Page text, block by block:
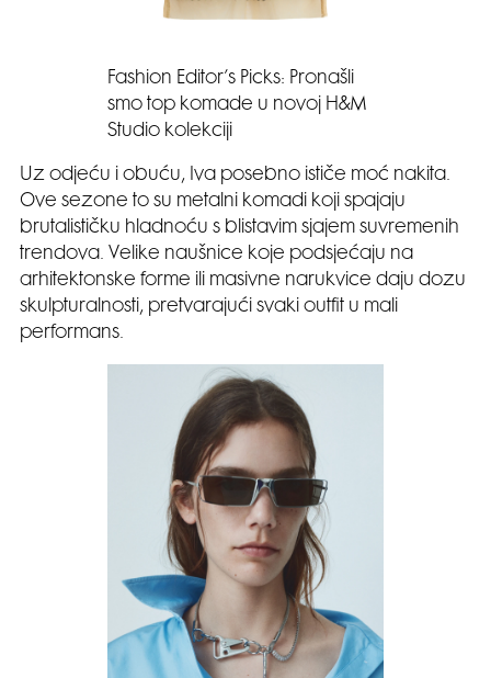
Fashion Editor’s Picks: Pronašli
smo top komade u novoj H&M
Studio kolekciji
Uz odjeću i obuću, Iva posebno ističe moć nakita.
Ove sezone to su metalni komadi koji spajaju
brutalističku hladnoću s blistavim sjajem suvremenih
trendova. Velike naušnice koje podsjećaju na
arhitektonske forme ili masivne narukvice daju dozu
skulpturalnosti, pretvarajući svaki outfit u mali
performans.